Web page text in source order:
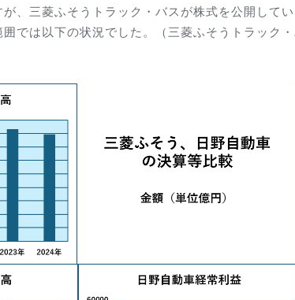
、三菱ふそうトラック・バスが株式を公開して
では以下の状況でした。（三菱ふそうトラック